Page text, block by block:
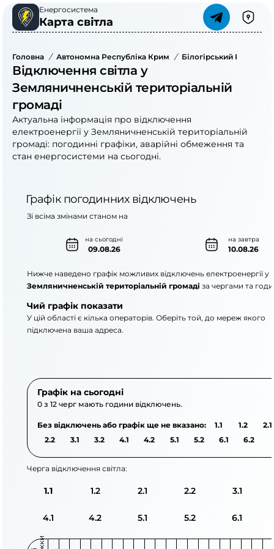
Енергосистема
Карта світла
Головна / Автономна Республіка Крим / Білогірський Район
Відключення світла у
Земляничненській територіальній
громаді
Актуальна інформація про відключення
електроенергії у Земляничненській територіальній
громаді: погодинні графіки, аварійні обмеження та
стан енергосистеми на сьогодні.
Графік погодинних відключень
на сьогодні
09.08.26
на завтра
10.08.26
Зі всіма змінами станом на
Нижче наведено графік можливих відключень електроенергії у
Земляничненській територіальній громаді за чергами та
Чий графік показати
У цій області є кілька операторів. Оберіть той, до мереж якого
підключена ваша адреса.
Графік на сьогодні
0 з 12 черг мають години відключень.
Без відключень або графік ще не вказано: 1.1 1.2
2.1
2.2
3.1 3.2 4.1 4.2 5.1 5.2 6.1 6.2
Черга відключення світла:
1.1 1.2 2.1 2.2 3.1
4.1 4.2 5.1 5.2 6.1